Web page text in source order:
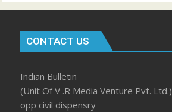
CONTACT US
Indian Bulletin
(Unit Of V .R Media Venture Pvt. Ltd.)
opp civil dispensry